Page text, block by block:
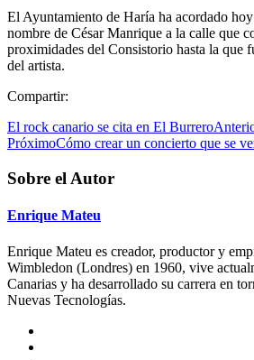
El Ayuntamiento de Haría ha acordado
nombre de César Manrique a la calle que
proximidades del Consistorio hasta la que
del artista.
Compartir:
El rock canario se cita en El Burrero
PróximoCómo crear un concierto que se
Sobre el Autor
Enrique Mateu
Enrique Mateu es creador, productor y
Wimbledon (Londres) en 1960, vive
Canarias y ha desarrollado su carrera en
Nuevas Tecnologías.